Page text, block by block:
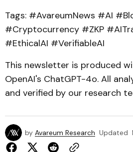
Tags: #AvareumNews #AI
#Cryptocurrency #ZKP
#EthicalAI #VerifiableAI
This newsletter is produced
OpenAI's ChatGPT-4o. All
and verified by our research
by Avareum Research Updated